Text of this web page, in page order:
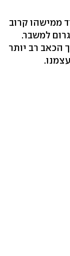
ממישהו קרוב
למשבר.
הכאב רב יותר